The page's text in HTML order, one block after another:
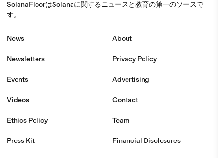
SolanaFloorはSolanaに関するニュースと教育の第一のソースで
す。
News
Newsletters
Events
Videos
Ethics Policy
Press Kit
About
Privacy Policy
Advertising
Contact
Team
Financial Disclosures